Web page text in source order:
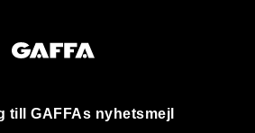
till GAFFAs nyhetsmejl